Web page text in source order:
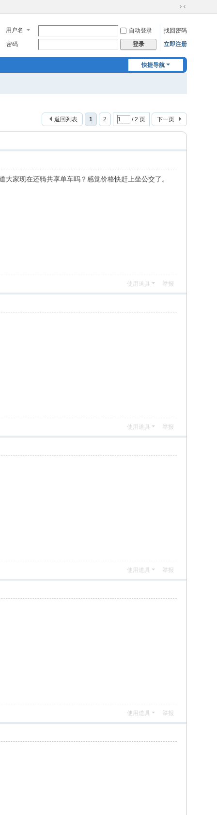
切
到
窄
用户名 自动登录
找回密码
密码
登录 立即注册
快捷导航
1 2 / 2 页 下一页
返回列表
家现在还骑共享单车吗？感觉价格快赶上坐公交了。
使用道具 举报
使用道具 举报
使用道具 举报
使用道具 举报